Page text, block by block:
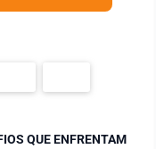
QUE ENFRENTAM